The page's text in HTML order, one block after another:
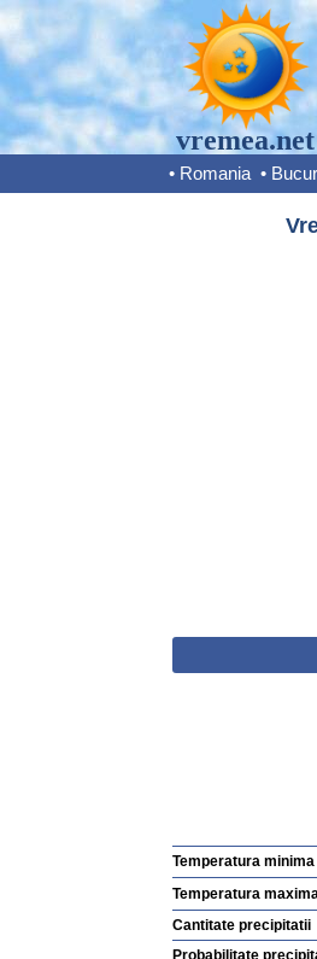
vremea.net
• Romania •
Temperatura minima
Temperatura
Cantitate precipitatii
Probabilitate